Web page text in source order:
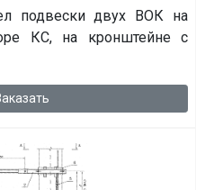
подвески двух ВОК на
КС, на кронштейне с